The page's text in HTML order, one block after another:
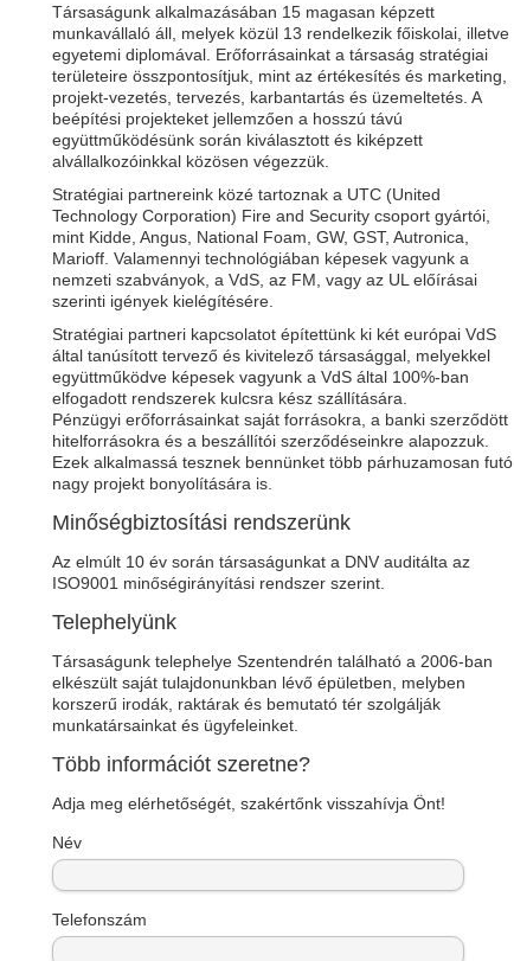
Társaságunk alkalmazásában 15 magasan képzett
munkavállaló áll, melyek közül 13 rendelkezik főiskolai, illetve
egyetemi diplomával. Erőforrásainkat a társaság stratégiai
területeire összpontosítjuk, mint az értékesítés és marketing,
projekt-vezetés, tervezés, karbantartás és üzemeltetés. A
beépítési projekteket jellemzően a hosszú távú
együttműködésünk során kiválasztott és kiképzett
alvállalkozóinkkal közösen végezzük.
Stratégiai partnereink közé tartoznak a UTC (United
Technology Corporation) Fire and Security csoport gyártói,
mint Kidde, Angus, National Foam, GW, GST, Autronica,
Marioff. Valamennyi technológiában képesek vagyunk a
nemzeti szabványok, a VdS, az FM, vagy az UL előírásai
szerinti igények kielégítésére.
Stratégiai partneri kapcsolatot építettünk ki két európai VdS
által tanúsított tervező és kivitelező társasággal, melyekkel
együttműködve képesek vagyunk a VdS által 100%-ban
elfogadott rendszerek kulcsra kész szállítására.
Pénzügyi erőforrásainkat saját forrásokra, a banki szerződött
hitelforrásokra és a beszállítói szerződéseinkre alapozzuk.
Ezek alkalmassá tesznek bennünket több párhuzamosan futó
nagy projekt bonyolítására is.
Minőségbiztosítási rendszerünk
Az elmúlt 10 év során társaságunkat a DNV auditálta az
ISO9001 minőségirányítási rendszer szerint.
Telephelyünk
Társaságunk telephelye Szentendrén található a 2006-ban
elkészült saját tulajdonunkban lévő épületben, melyben
korszerű irodák, raktárak és bemutató tér szolgálják
munkatársainkat és ügyfeleinket.
Több információt szeretne?
Adja meg elérhetőségét, szakértőnk visszahívja Önt!
Név
Telefonszám